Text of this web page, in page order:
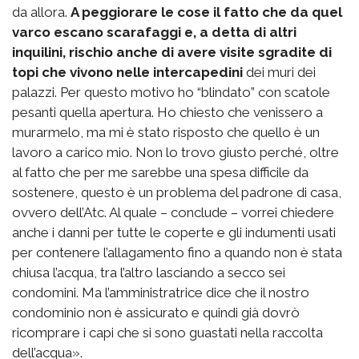
da allora. A peggiorare le cose il fatto che da quel
varco escano scarafaggi e, a detta di altri
inquilini, rischio anche di avere visite sgradite di
topi che vivono nelle intercapedini dei muri dei
palazzi. Per questo motivo ho “blindato” con scatole
pesanti quella apertura. Ho chiesto che venissero a
murarmelo, ma mi è stato risposto che quello è un
lavoro a carico mio. Non lo trovo giusto perché, oltre
al fatto che per me sarebbe una spesa difficile da
sostenere, questo è un problema del padrone di casa,
ovvero dell’Atc. Al quale – conclude – vorrei chiedere
anche i danni per tutte le coperte e gli indumenti usati
per contenere l’allagamento fino a quando non è stata
chiusa l’acqua, tra l’altro lasciando a secco sei
condomini. Ma l’amministratrice dice che il nostro
condominio non è assicurato e quindi già dovrò
ricomprare i capi che si sono guastati nella raccolta
dell’acqua».